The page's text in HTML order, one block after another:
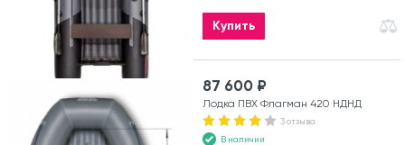
Купить
87 600 ₽
Лодка ПВХ Флагман 420 НДНД
3 отзыва
В наличии